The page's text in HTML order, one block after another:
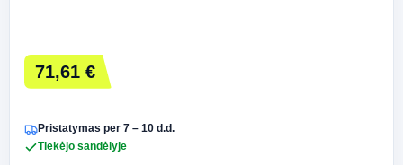
71,61 €
Pristatymas per 7 – 10 d.d.
Tiekėjo sandėlyje